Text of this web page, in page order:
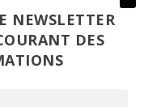
NEWSLETTER
DES